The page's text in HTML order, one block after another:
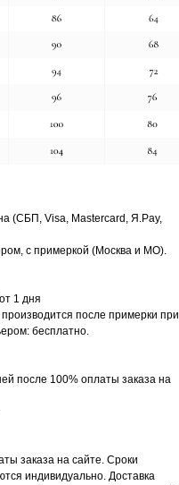
(СБП, Visa, Mastercard, Я.Pay,
с примеркой (Москва и МО).
1 дня
после примерки при
бесплатно.
после 100% оплаты заказа на
заказа на сайте. Сроки
индивидуально. Доставка